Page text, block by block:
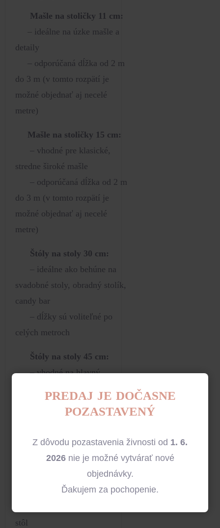
Mašle na stoličky 11 cm:
– ideálne na úzke mašle a
detaily
– odporúčaná dĺžka od 2 m
do 3 m (v tomto rozpätí je
možné objednať aj necelé
metre)
Mašle na stoličky 15 cm:
– vhodné pre klasické,
stredne široké mašle
– odporúčaná dĺžka od 2 m
do 3 m (v tomto rozpätí je
možné objednať aj necelé
metre)
Štóly na stoly 30 cm:
– ideálne ako behúne na
svadobné stoly, obradný stolík,
candy bar
– dĺžky sú voliteľné po
celých metroch
Štóly na stoly 45 cm:
– vhodné na hlavný
Látka 150 cm:
– perfektná na svadobné
pozadie, závesy a fotosteny
– luxusný behúň alebo
stôl
PREDAJ JE DOČASNE
POZASTAVENÝ
Z dôvodu pozastavenia živnosti od 1. 6.
2026nie je možné vytvárať nové
objednávky.
Ďakujem za pochopenie.